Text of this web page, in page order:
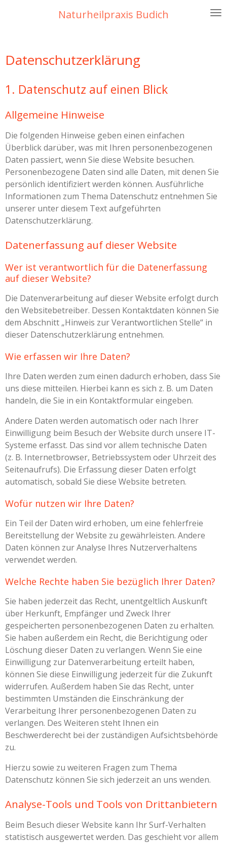
Naturheilpraxis Budich
Datenschutz­erklärung
1. Datenschutz auf einen Blick
Allgemeine Hinweise
Die folgenden Hinweise geben einen einfachen
Überblick darüber, was mit Ihren personenbezogenen
Daten passiert, wenn Sie diese Website besuchen.
Personenbezogene Daten sind alle Daten, mit denen Sie
persönlich identifiziert werden können. Ausführliche
Informationen zum Thema Datenschutz entnehmen Sie
unserer unter diesem Text aufgeführten
Datenschutzerklärung.
Datenerfassung auf dieser Website
Wer ist verantwortlich für die Datenerfassung
auf dieser Website?
Die Datenverarbeitung auf dieser Website erfolgt durch
den Websitebetreiber. Dessen Kontaktdaten können Sie
dem Abschnitt „Hinweis zur Verantwortlichen Stelle“ in
dieser Datenschutzerklärung entnehmen.
Wie erfassen wir Ihre Daten?
Ihre Daten werden zum einen dadurch erhoben, dass Sie
uns diese mitteilen. Hierbei kann es sich z. B. um Daten
handeln, die Sie in ein Kontaktformular eingeben.
Andere Daten werden automatisch oder nach Ihrer
Einwilligung beim Besuch der Website durch unsere IT-
Systeme erfasst. Das sind vor allem technische Daten
(z. B. Internetbrowser, Betriebssystem oder Uhrzeit des
Seitenaufrufs). Die Erfassung dieser Daten erfolgt
automatisch, sobald Sie diese Website betreten.
Wofür nutzen wir Ihre Daten?
Ein Teil der Daten wird erhoben, um eine fehlerfreie
Bereitstellung der Website zu gewährleisten. Andere
Daten können zur Analyse Ihres Nutzerverhaltens
verwendet werden.
Welche Rechte haben Sie bezüglich Ihrer Daten?
Sie haben jederzeit das Recht, unentgeltlich Auskunft
über Herkunft, Empfänger und Zweck Ihrer
gespeicherten personenbezogenen Daten zu erhalten.
Sie haben außerdem ein Recht, die Berichtigung oder
Löschung dieser Daten zu verlangen. Wenn Sie eine
Einwilligung zur Datenverarbeitung erteilt haben,
können Sie diese Einwilligung jederzeit für die Zukunft
widerrufen. Außerdem haben Sie das Recht, unter
bestimmten Umständen die Einschränkung der
Verarbeitung Ihrer personenbezogenen Daten zu
verlangen. Des Weiteren steht Ihnen ein
Beschwerderecht bei der zuständigen Aufsichtsbehörde
zu.
Hierzu sowie zu weiteren Fragen zum Thema
Datenschutz können Sie sich jederzeit an uns wenden.
Analyse-Tools und Tools von Dritt­anbietern
Beim Besuch dieser Website kann Ihr Surf-Verhalten
statistisch ausgewertet werden. Das geschieht vor allem